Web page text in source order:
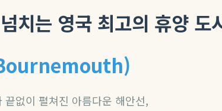
치는 영국 최고의 휴양 도
끝없이 펼쳐진 아름다운 해안선,